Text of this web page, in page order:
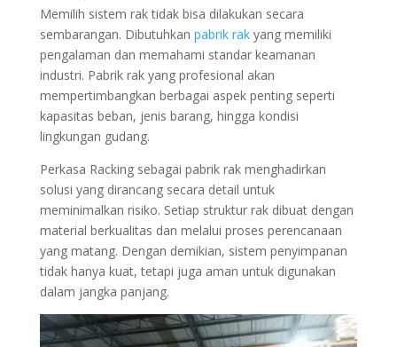
Memilih sistem rak tidak bisa dilakukan secara
sembarangan. Dibutuhkan pabrik rakyang memiliki
pengalaman dan memahami standar keamanan
industri. Pabrik rak yang profesional akan
mempertimbangkan berbagai aspek penting seperti
kapasitas beban, jenis barang, hingga kondisi
lingkungan gudang.
Perkasa Racking sebagai pabrik rak menghadirkan
solusi yang dirancang secara detail untuk
meminimalkan risiko. Setiap struktur rak dibuat dengan
material berkualitas dan melalui proses perencanaan
yang matang. Dengan demikian, sistem penyimpanan
tidak hanya kuat, tetapi juga aman untuk digunakan
dalam jangka panjang.